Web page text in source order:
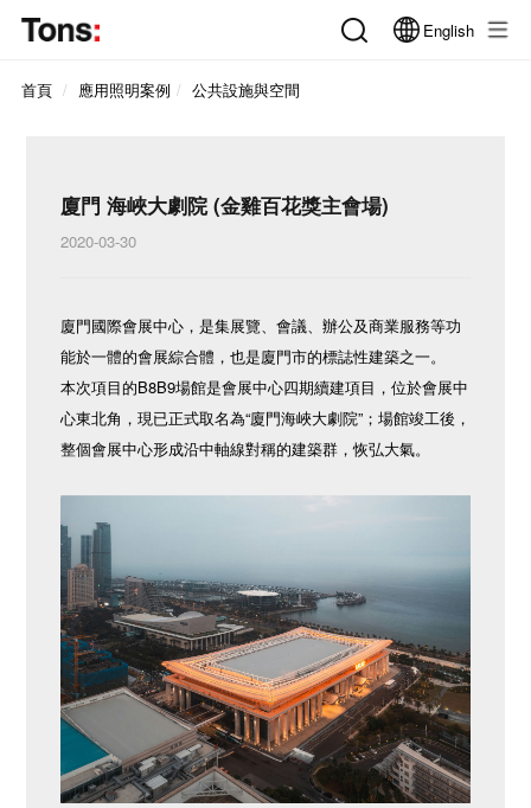
English
首頁 應用照明案例 公共設施與空間
廈門 海峽大劇院 (金雞百花獎主會場)
2020-03-30
廈門國際會展中心，是集展覽、會議、辦公及商業服務等功
能於一體的會展綜合體，也是廈門市的標誌性建築之一。
本次項目的B8B9場館是會展中心四期續建項目，位於會展中
心東北角，現已正式取名為“廈門海峽大劇院”；場館竣工後，
整個會展中心形成沿中軸線對稱的建築群，恢弘大氣。